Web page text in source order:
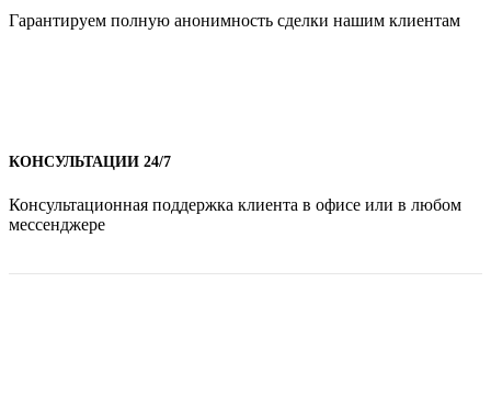
Гарантируем полную анонимность сделки нашим клиентам
КОНСУЛЬТАЦИИ 24/7
Консультационная поддержка клиента в офисе или в любом
мессенджере